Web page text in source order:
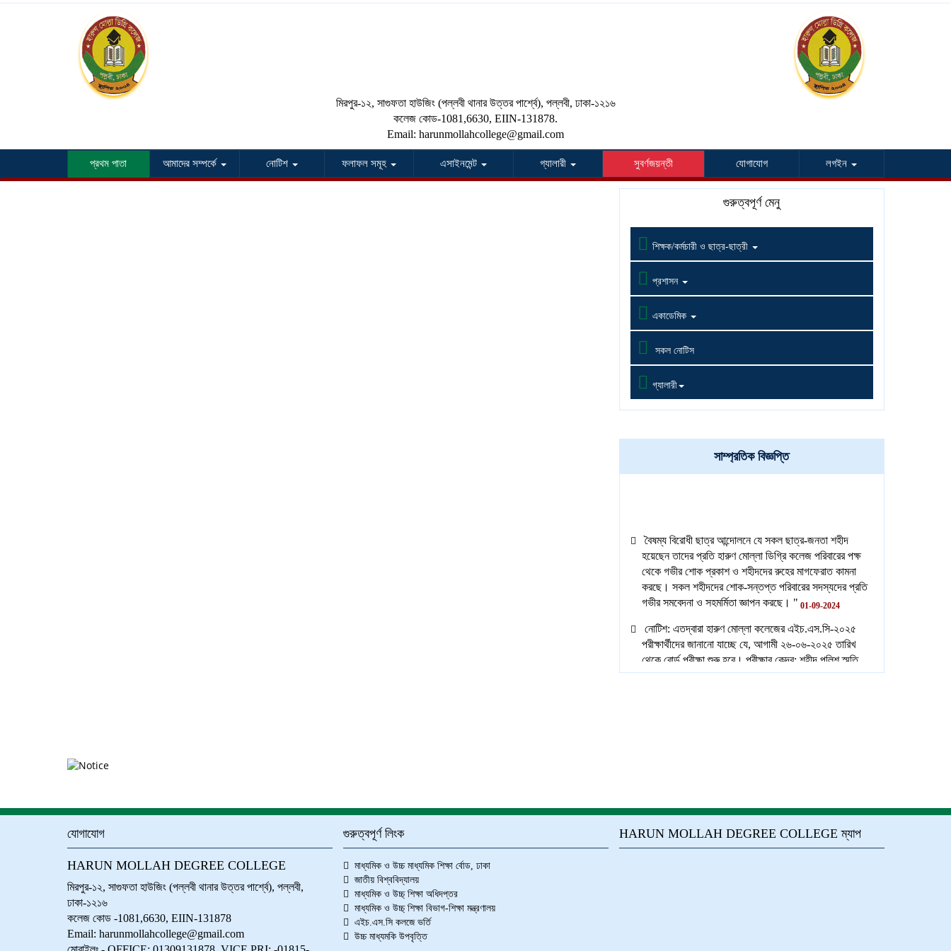
মিরপুর-১২, সাগুফতা হাউজিং (পল্লবী থানার উত্তর পার্শ্বে), পল্লবী, ঢাকা-১২১৬
কলেজ কোড-1081,6630, EIIN-131878.
Email: harunmollahcollege@gmail.com
প্রথম পাতা আমাদের সম্পর্কে নোটিশ ফলাফল সমূহ এসাইনমেন্ট গ্যালারী সুবর্ণজয়ন্তী যোগাযোগ লগইন
গুরুত্বপূর্ণ মেনু
 শিক্ষক/কর্মচারী ও ছাত্র-ছাত্রী
 প্রশাসন
 একাডেমিক
 সকল নোটিস
 গ্যালারী
সাম্প্রতিক বিজ্ঞপ্তি
হয়েছেন তাদের প্রতি হারুণ মোল্লা ডিগ্রি কলেজ পরিবারের পক্ষ
থেকে গভীর শোক প্রকাশ ও শহীদদের রুহের মাগফেরাত কামনা
করছে। সকল শহীদদের শোক-সন্তপ্ত পরিবারের সদস্যদের প্রতি
গভীর সমবেদনা ও সহমর্মিতা জ্ঞাপন করছে। "
01-09-2024
পরীক্ষার্থীদের জানানো যাচ্ছে যে, আগামী ২৬-০৬-২০২৫ তারিখ
থেকে বোর্ড পরীক্ষা শুরু হবে। পরীক্ষার কেন্দ্র: শহীদ পুলিশ স্মৃতি
প্রধান উপদেষ্টা হারুণ মোল্লা ডিগ্রি কলেজের
উপাধ্যক্ষ(ভারপ্রাপ্ত) ও সমন্বয়কারী জনাব মোঃ আব্দুল্লাহ-আল-
মামুন স্যার, উপদেষ্টা কলেজের সহযোগী অধ্যাপক জনাব মোঃ
যোগাযোগ
HARUN MOLLAH DEGREE COLLEGE
মিরপুর-১২, সাগুফতা হাউজিং (পল্লবী থানার উত্তর পার্শ্বে), পল্লবী,
ঢাকা-১২১৬
কলেজ কোড -1081,6630, EIIN-131878
Email: harunmollahcollege@gmail.com
গুরুত্বপূর্ণ লিংক
মাধ্যমিক ও উচ্চ মাধ্যমিক শিক্ষা র্বোড, ঢাকা
জাতীয় বিশ্ববিদ্যালয়
মাধ্যমিক ও উচ্চ্ শিক্ষা অধিদপ্তর
মাধ্যমিক ও উচ্চ্ শিক্ষা বিভাগ-শিক্ষা মন্ত্রণালয়
এইচ.এস.সি কলজে ভর্তি
উচ্চ মাধ্যমকি উপবৃত্তি
HARUN MOLLAH DEGREE COLLEGE ম্যাপ